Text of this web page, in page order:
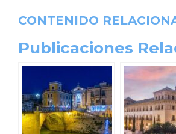
CONTENIDO
Publicaciones